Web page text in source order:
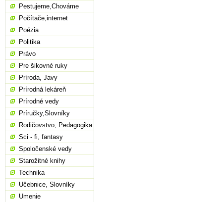
Pestujeme,Chováme
Počítače,internet
Poézia
Politika
Právo
Pre šikovné ruky
Príroda, Javy
Prírodná lekáreň
Prírodné vedy
Príručky,Slovníky
Rodičovstvo, Pedagogika
Sci - fi, fantasy
Spoločenské vedy
Starožitné knihy
Technika
Učebnice, Slovníky
Umenie